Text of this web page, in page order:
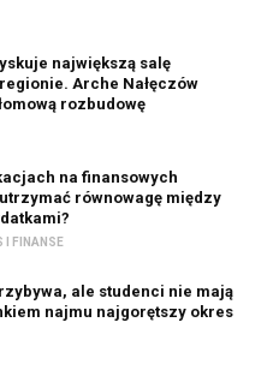
największą salę
Arche Nałęczów
rozbudowę
na finansowych
równowagę między
I FINANSE
ale studenci nie mają
najmu najgorętszy okres